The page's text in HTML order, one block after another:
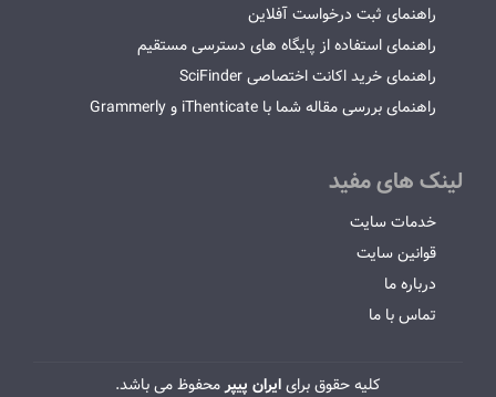
راهنمای ثبت درخواست آفلاین
راهنمای استفاده از پایگاه های دسترسی مستقیم
راهنمای خرید اکانت اختصاصی SciFinder
راهنمای بررسی مقاله شما با iThenticate و Grammerly
لینک های مفید
خدمات سایت
قوانین سایت
درباره ما
تماس با ما
کلیه حقوق برایایران پیپرمحفوظ می باشد.